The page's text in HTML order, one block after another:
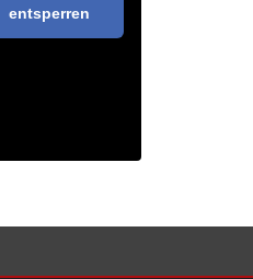
entsperren